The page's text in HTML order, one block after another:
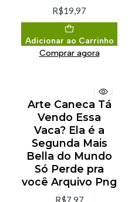
R$19,97
Adicionar ao Carrinho
Comprar agora
Arte Caneca Tá
Vendo Essa
Vaca? Ela é a
Segunda Mais
Bella do Mundo
Só Perde pra
você Arquivo Png
R$7,97